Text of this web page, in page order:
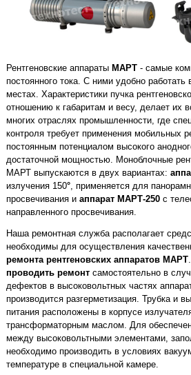
Рентгеновские аппараты МАРТ - самые
постоянного тока. С ними удобно работать
местах. Характеристики пучка
отношению к габаритам и весу, делает их
многих отраслях промышленности, где
контроля требует применения мобильных
постоянным потенциалом высокого
достаточной мощностью. Моноблочные
МАРТ выпускаются в двух вариантах:
излучения 150°, применяется для
просвечивания иаппарат МАРТ-250 с
направленного просвечивания.
Наша ремонтная служба располагает
необходимы для осуществления
ремонта рентгеновских аппаратов МАРТ
проводить ремонт самостоятельно в
дефектов в высоковольтных частях
производится разгерметизация. Трубка и
питания расположены в корпусе
трансформаторным маслом. Для
между высоковольтными элементами,
необходимо производить в условиях
температуре в специальной камере.